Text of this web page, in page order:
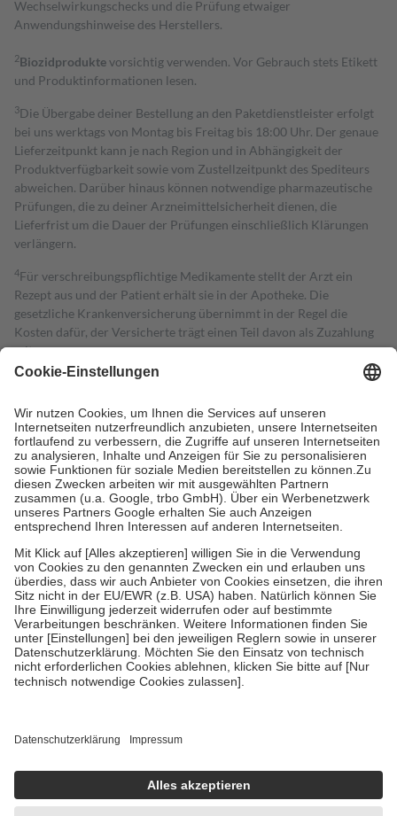
Wechselwirkungschecks und die Prüfung etwaiger
Anwendungshinweise des Herstellers.
2Biozidproduktevorsichtig verwenden. Vor Gebrauch stets Etikett
und Produktinformationen lesen.
3Die Übergabe deiner Bestellung an den Paketdienstleister erfolgt
bei uns werktags von Montag bis Freitag bis 18:00 Uhr. Der genaue
Lieferzeitpunkt kann je nach Region und in Abhängigkeit der
Produktverfügbarkeit sowie vom Zustellzeitpunkt des Spediteurs
abweichen. Darüber hinaus können notwendige pharmazeutische
Prüfungen, die zu deiner Arzneimittelsicherheit dienen, die
Lieferfrist um die Dauer der Prüfungen einschließlich Klärungen
verlängern.
4Für verschreibungspflichtige Medikamente stellt der Arzt ein
Rezept aus und der Patient erhält sie in der Apotheke. Die
gesetzliche Krankenversicherung übernimmt in der Regel die
Kosten dafür, der Versicherte trägt einen Teil davon als Zuzahlung
mit.
Grundsätzlich leisten Mitglieder Zuzahlungen in Höhe von zehn
höchstens zehn Euro.
Es sind jedoch nie mehr als die tatsächlichen
Kosten der Leistung zu entrichten.
Diese Regeln gelten grundsätzlich auch für Online-Apotheken.
Bei Heilmitteln und häuslicher Krankenpflege beträgt die
Zuzahlung zehn Prozent der Kosten sowie zehn Euro je
Verordnung.
Um das Engagement der Versicherten für ihre eigene Gesundheit zu
stärken und die besondere Stellung der Familie zu unterstützen,
fallenkeine Zuzahlungenan bei:
• Kindern und Jugendlichen bis zum vollendeten 18. Lebensjahr
mit Ausnahme der Fahrkosten
• Untersuchungen zur Vorsorge und Früherkennung, die von der
GKV getragen werden
• empfohlenen Schutzimpfungen
• Harn- und Blutteststreifen
getroffen, um sicherzustellen, dass es sich um echte Bewertungen
https://help.etrusted.com/hc/de/articles/4419944605341
Einige Bilder und Inhalte wurden unter Zuhilfenahme künstlicher